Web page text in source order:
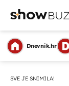
Dnevnik.hr
SVE JE SNIMILA!